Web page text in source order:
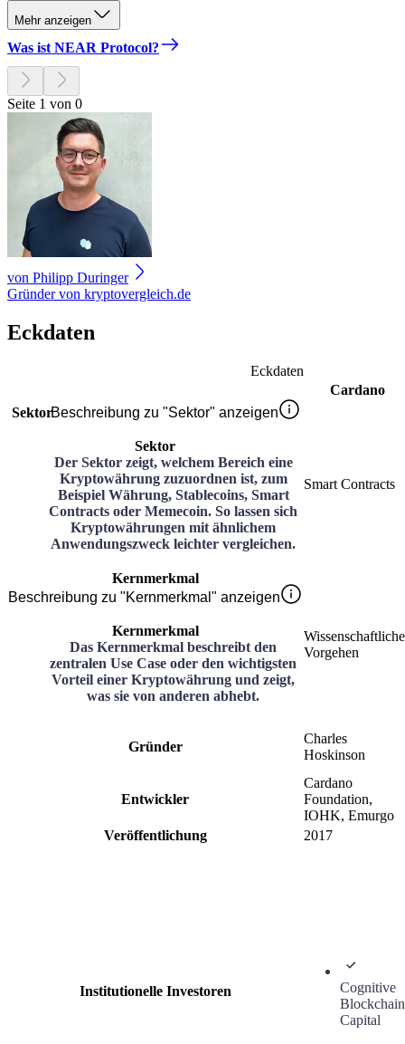
Mehr anzeigen
Was ist NEAR Protocol?
Seite 1 von 0
von Philipp Duringer
Gründer von kryptovergleich.de
Eckdaten
Eckdaten
Cardano
SektorBeschreibung zu "Sektor" anzeigen
Sektor
Der Sektor zeigt, welchem Bereich eine
Kryptowährung zuzuordnen ist, zum
Beispiel Währung, Stablecoins, Smart
Contracts oder Memecoin. So lassen sich
Kryptowährungen mit ähnlichem
Anwendungszweck leichter vergleichen.
Smart Contracts
Kernmerkmal
Beschreibung zu "Kernmerkmal" anzeigen
Kernmerkmal
Das Kernmerkmal beschreibt den
zentralen Use Case oder den wichtigsten
Vorteil einer Kryptowährung und zeigt,
was sie von anderen abhebt.
Vorgehen
Gründer
Charles
Hoskinson
Entwickler
Cardano
Foundation,
IOHK, Emurgo
Veröffentlichung
2017
Institutionelle Investoren
Cognitive
Blockchain
Capital